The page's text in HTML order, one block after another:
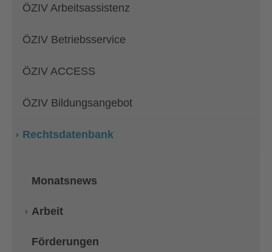
ÖZIV Arbeitsassistenz
ÖZIV Betriebsservice
ÖZIV ACCESS
ÖZIV Bildungsangebot
Rechtsdatenbank
Monatsnews
Arbeit
Förderungen